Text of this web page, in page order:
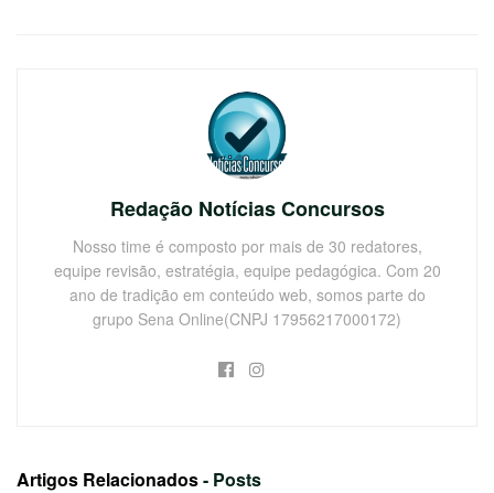
Redação Notícias Concursos
Nosso time é composto por mais de 30 redatores,
equipe revisão, estratégia, equipe pedagógica. Com 20
ano de tradição em conteúdo web, somos parte do
grupo Sena Online(CNPJ 17956217000172)
Artigos Relacionados- Posts